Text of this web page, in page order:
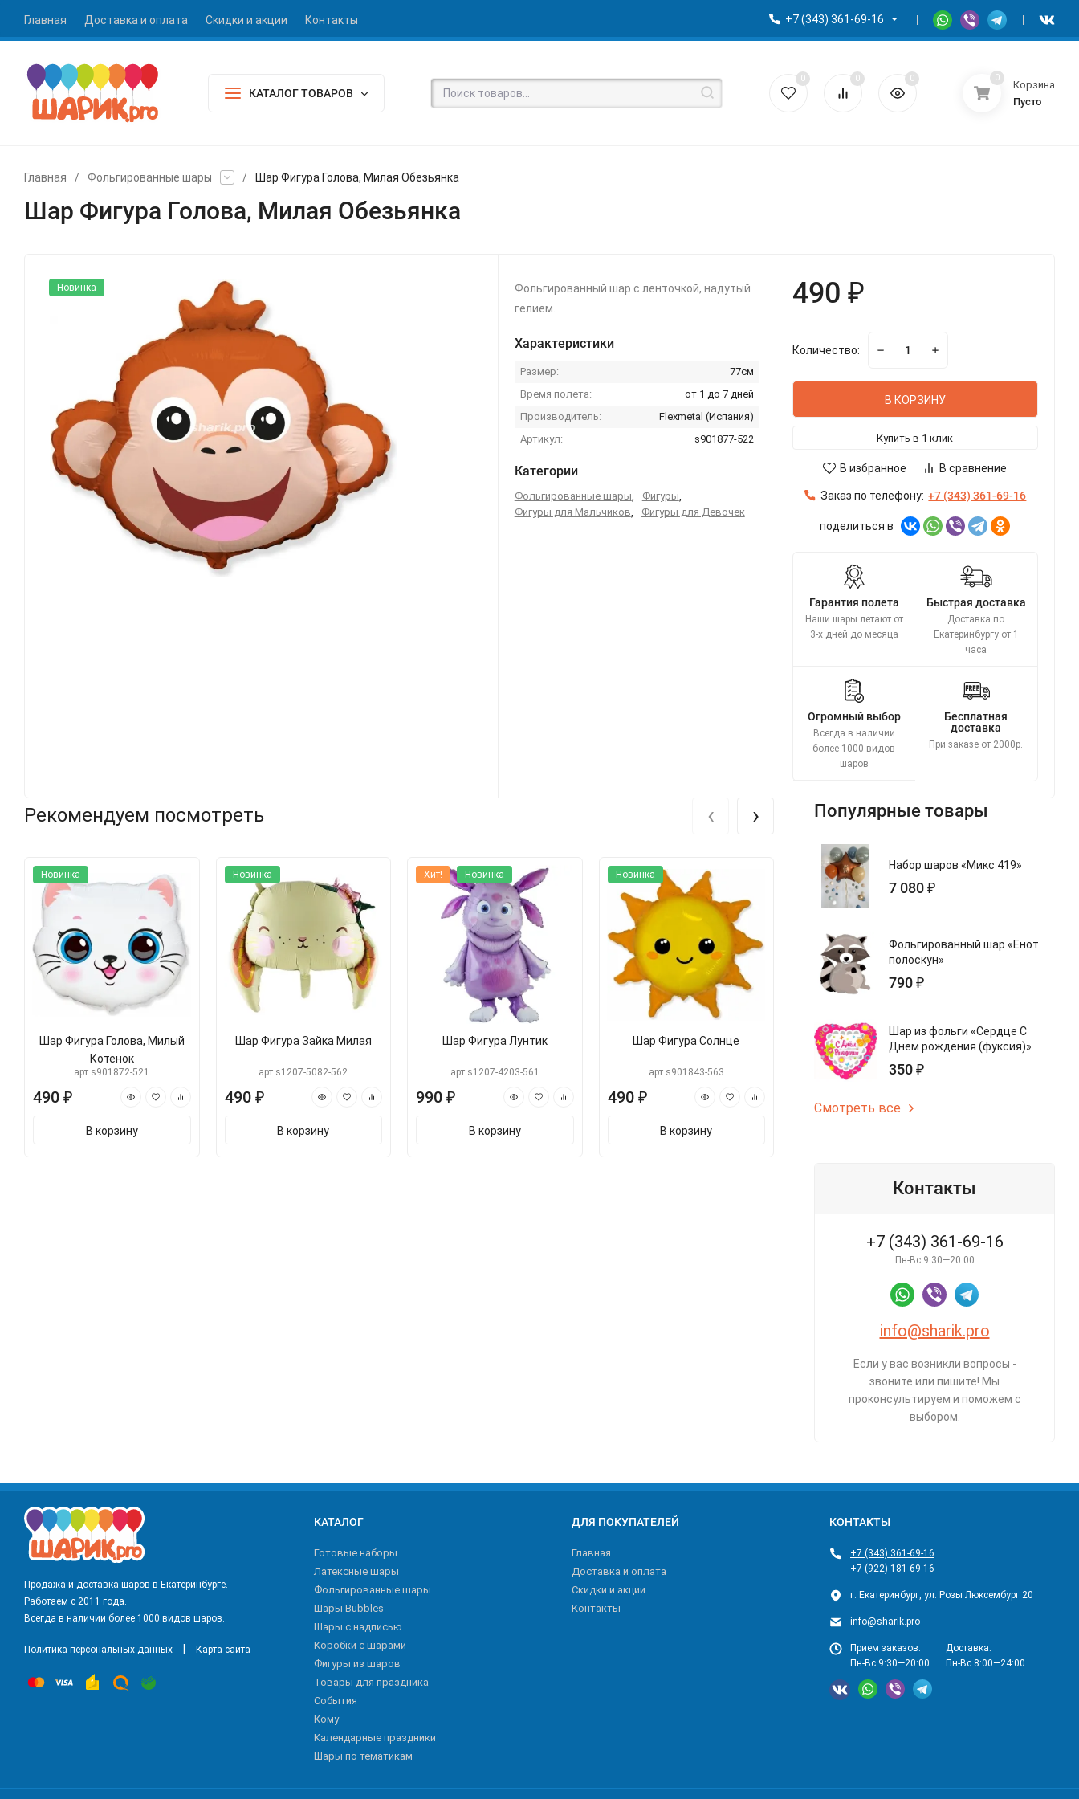
Главная Доставка и оплата Скидки и акции Контакты +7 (343) 361-69-16
КАТАЛОГ ТОВАРОВ
0 0 0 0
Корзина
Пусто
Главная / Фольгированные шары / Шар Фигура Голова, Милая Обезьянка
Шар Фигура Голова, Милая Обезьянка
Новинка
Фольгированный шар с ленточкой, надутый
гелием.
Характеристики
Размер:
77см
Время полета:
от 1 до 7 дней
Производитель:
Flexmetal (Испания)
Артикул:
s901877-522
Категории
Фольгированные шары, Фигуры,
Фигуры для Мальчиков, Фигуры для Девочек
490 ₽
Количество:
В КОРЗИНУ
Купить в 1 клик
В избранное В сравнение
Заказ по телефону: +7 (343) 361-69-16
поделиться в
Гарантия полета
Наши шары летают от
3-х дней до месяца
Быстрая доставка
Доставка по
Екатеринбургу от 1
часа
Огромный выбор
Всегда в наличии
более 1000 видов
шаров
Бесплатная
доставка
При заказе от 2000р.
Рекомендуем посмотреть
Новинка
Шар Фигура Голова, Милый
Котенок
арт.s901872-521
490 ₽
В корзину
Новинка
Шар Фигура Зайка Милая
арт.s1207-5082-562
490 ₽
В корзину
Хит! Новинка
Шар Фигура Лунтик
арт.s1207-4203-561
990 ₽
В корзину
Новинка
Шар Фигура Солнце
арт.s901843-563
490 ₽
В корзину
Новинка
Шар Фигура на подставке
Минни Маус
арт.555107
Шар Фигура
‹ › Популярные товары
Набор шаров «Микс 419»
7 080 ₽
Фольгированный шар «Енот
полоскун»
790 ₽
Шар из фольги «Сердце С
Днем рождения (фуксия)»
350 ₽
Смотреть все
Контакты
+7 (343) 361-69-16
Пн-Вс 9:30—20:00
info@sharik.pro
Если у вас возникли вопросы -
звоните или пишите! Мы
проконсультируем и поможем с
выбором.
Продажа и доставка шаров в Екатеринбурге.
Работаем с 2011 года.
Всегда в наличии более 1000 видов шаров.
Политика персональных данных Карта сайта
КАТАЛОГ
Готовые наборы
Латексные шары
Фольгированные шары
Шары Bubbles
Шары с надписью
Коробки с шарами
Фигуры из шаров
Товары для праздника
События
Кому
Календарные праздники
Шары по тематикам
ДЛЯ ПОКУПАТЕЛЕЙ
Главная
Доставка и оплата
Скидки и акции
Контакты
КОНТАКТЫ
+7 (343) 361-69-16
+7 (922) 181-69-16
г. Екатеринбург, ул. Розы Люксембург 20
info@sharik.pro
Прием заказов:
Пн-Вс 9:30—20:00
Доставка:
Пн-Вс 8:00—24:00